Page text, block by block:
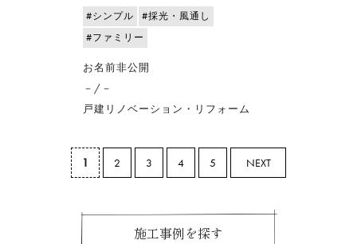
#シンプル
#採光・風通し
#ファミリー
お名前非公開
－/－
戸建リノベーション・リフォーム
1 2 3 4 5 NEXT
施工事例を探す